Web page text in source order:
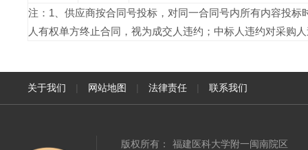
注：1、供应商按合同号投标，对同一合同号内所有内容投
人有权单方终止合同，视为成交人违约；中标人违约对采购
关于我们 | 网站地图 | 法律责任 | 联系我们
版权所有：
福建医科大学附一闽南院区